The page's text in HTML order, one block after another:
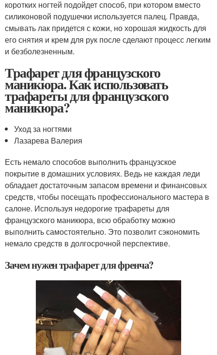
коротких ногтей подойдет способ, при котором вместо
силиконовой подушечки используется палец. Правда,
смывать лак придется с кожи, но хорошая жидкость для
его снятия и крем для рук после сделают процесс легким
и безболезненным.
Трафарет для французского
маникюра. Как использовать
трафареты для французского
маникюра?
Уход за ногтями
Лазарева Валерия
Есть немало способов выполнить французское
покрытие в домашних условиях. Ведь не каждая леди
обладает достаточным запасом времени и финансовых
средств, чтобы посещать профессионального мастера в
салоне. Используя недорогие трафареты для
французского маникюра, всю обработку можно
выполнить самостоятельно. Это позволит сэкономить
немало средств в долгосрочной перспективе.
Зачем нужен трафарет для френча?